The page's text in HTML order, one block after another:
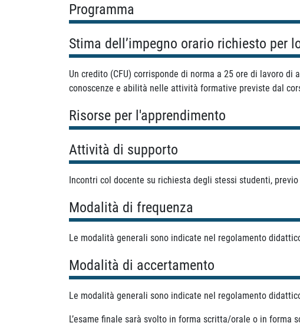
Programma
Stima dell’impegno orario richiesto per
Un credito (CFU) corrisponde di norma a 25 ore di lavoro
conoscenze e abilità nelle attività formative previste dal
Risorse per l'apprendimento
Attività di supporto
Incontri col docente su richiesta degli stessi studenti,
Modalità di frequenza
Le modalità generali sono indicate nel regolamento
Modalità di accertamento
Le modalità generali sono indicate nel regolamento
L’esame finale sarà svolto in forma scritta/orale o in forma